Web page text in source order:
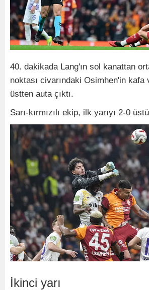
40. dakikada Lang'ın sol kanattan
noktası civarındaki Osimhen'in kafa
üstten auta çıktı.
Sarı-kırmızılı ekip, ilk yarıyı 2-0
İkinci yarı